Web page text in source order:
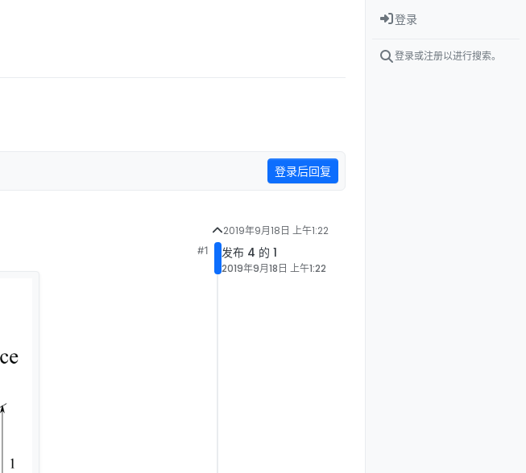
登录后回复
#1
2019年9月18日 上午1:22
发布 4 的 1
2019年9月18日 上午1:22
登录
登录或注册以进行搜索。